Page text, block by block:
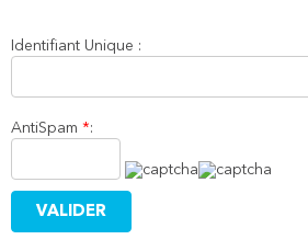
Identifiant Unique :
AntiSpam *: